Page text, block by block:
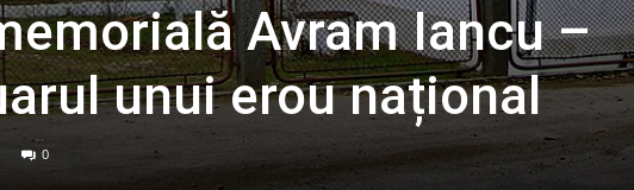
Avram Iancu –
unui erou național
0